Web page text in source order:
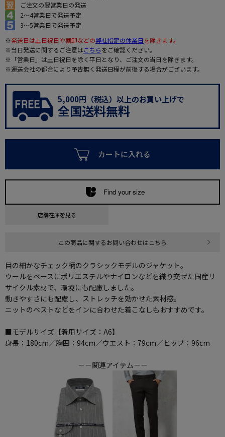
ご注文の翌営業日の発送
2～4営業日で発送予定
3～5営業日で発送予定
※発送日は土日祝日や棚卸などの弊社指定の休業日を除きます。
※当日発送に関するご注意はこちらをご確認ください。
※「営業日」は土日祝日を除く平日となり、ご注文の当日を除きます。
※運送会社の都合により予告無く発送日程が前後する場合がございます。
5,000円（税込）以上のお買い上げで
全国送料無料
カートに入れる
Find your size
店舗在庫を見る
この商品に関するお問い合わせはこちら
目の細かなチェック柄のクラシックモデルのジャケット。
ウールをベースにポリエステルやナイロンなどを織り交ぜた国産リ
サイクル素材で、環境にも配慮しました。
動きやすさにも配慮し、ストレッチを効かせた素材感。
ニットのベストなどをインに合わせた着こなしもおすすめです。
■モデルサイズ【着用サイズ：A6】
身長：180cm／胸囲：94cm／ウエスト：79cm／ヒップ：96cm
－－関連アイテム－－